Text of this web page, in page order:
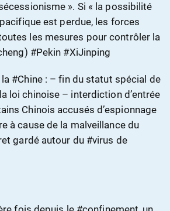
». Si « la possibilité
est perdue, les forces
les mesures pour contrôler la
#Pekin #XiJinping
#Chine : – fin du statut spécial de
loi chinoise – interdiction d’entrée
Chinois accusés d’espionnage
à cause de la malveillance du
gardé autour du #virus de